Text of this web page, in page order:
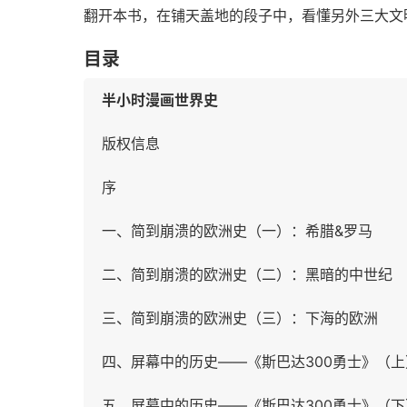
翻开本书，在铺天盖地的段子中，看懂另外三大文
目录
半小时漫画世界史
版权信息
序
一、简到崩溃的欧洲史（一）：希腊&罗马
二、简到崩溃的欧洲史（二）：黑暗的中世纪
三、简到崩溃的欧洲史（三）：下海的欧洲
四、屏幕中的历史——《斯巴达300勇士》（上